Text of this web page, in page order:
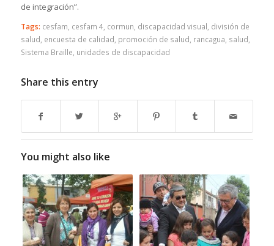
de integración”.
Tags: cesfam cesfam 4, cormun discapacidad visual división de
salud encuesta de calidad promoción de salud rancagua salud
Sistema Braille unidades de discapacidad
Share this entry
You might also like